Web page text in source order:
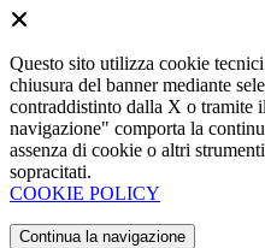
Questo sito utilizza cookie
chiusura del banner mediante
contraddistinto dalla X o tramite
navigazione" comporta la
assenza di cookie o altri
sopracitati.
COOKIE POLICY
Continua la navigazione